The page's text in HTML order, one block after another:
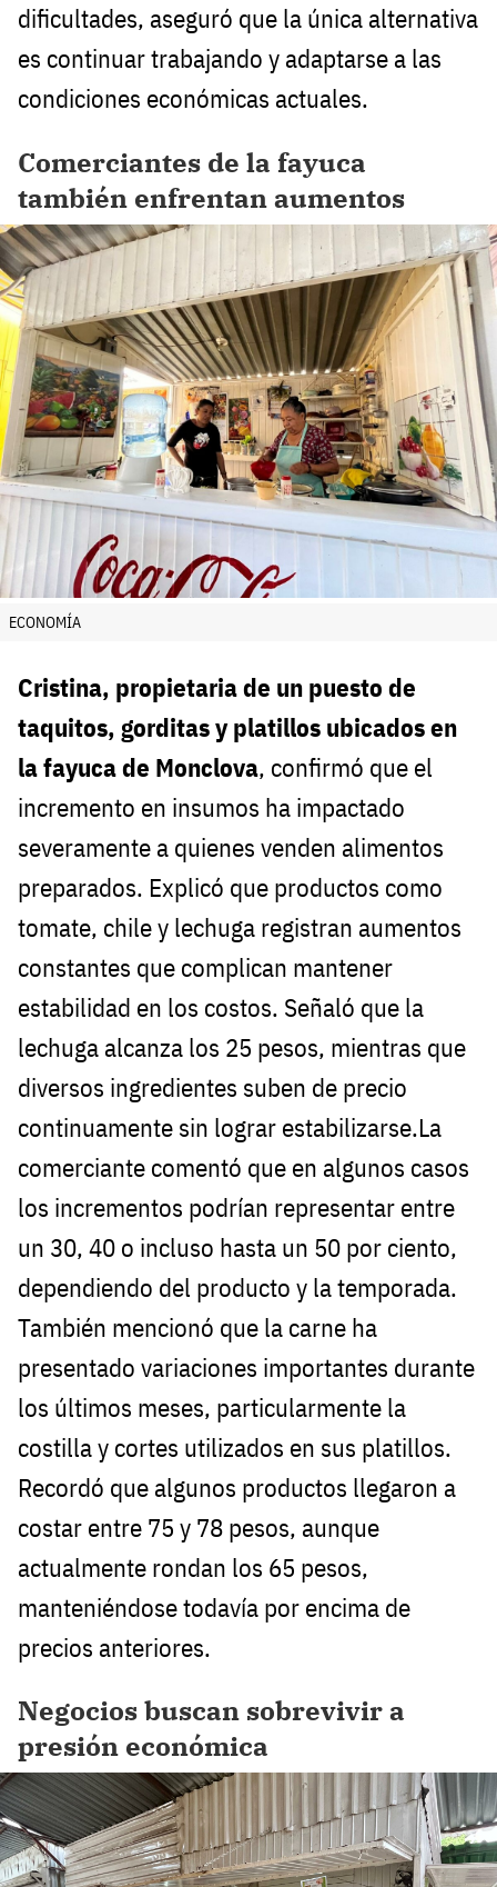
dificultades, aseguró que la única alternativa
es continuar trabajando y adaptarse a las
condiciones económicas actuales.
Comerciantes de la fayuca
también enfrentan aumentos
ECONOMÍA
Cristina, propietaria de un puesto de
taquitos, gorditas y platillos ubicados en
la fayuca de Monclova, confirmó que el
incremento en insumos ha impactado
severamente a quienes venden alimentos
preparados. Explicó que productos como
tomate, chile y lechuga registran aumentos
constantes que complican mantener
estabilidad en los costos. Señaló que la
lechuga alcanza los 25 pesos, mientras que
diversos ingredientes suben de precio
continuamente sin lograr estabilizarse.La
comerciante comentó que en algunos casos
los incrementos podrían representar entre
un 30, 40 o incluso hasta un 50 por ciento,
dependiendo del producto y la temporada.
También mencionó que la carne ha
presentado variaciones importantes durante
los últimos meses, particularmente la
costilla y cortes utilizados en sus platillos.
Recordó que algunos productos llegaron a
costar entre 75 y 78 pesos, aunque
actualmente rondan los 65 pesos,
manteniéndose todavía por encima de
precios anteriores.
Negocios buscan sobrevivir a
presión económica